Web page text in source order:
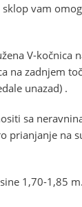
vam
V-kočnica
na zadnjem
unazad) .
sa
prianjanje na
1,70-1,85 m.